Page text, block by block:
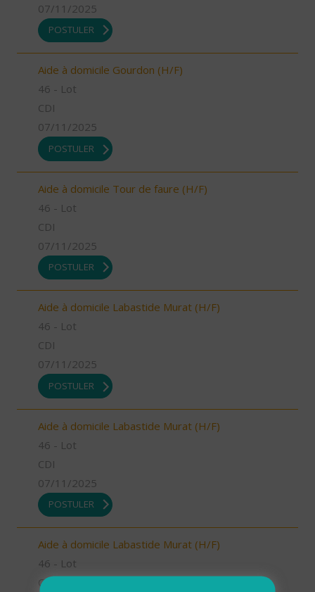
07/11/2025
POSTULER
Aide à domicile Gourdon (H/F)
46 - Lot
CDI
07/11/2025
POSTULER
Aide à domicile Tour de faure (H/F)
46 - Lot
CDI
07/11/2025
POSTULER
Aide à domicile Labastide Murat (H/F)
46 - Lot
CDI
07/11/2025
POSTULER
Aide à domicile Labastide Murat (H/F)
46 - Lot
CDI
07/11/2025
POSTULER
Aide à domicile Labastide Murat (H/F)
46 - Lot
CDI